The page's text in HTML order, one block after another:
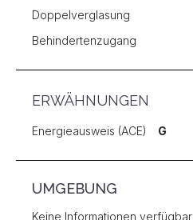
Doppelverglasung
Behindertenzugang
ERWÄHNUNGEN
Energieausweis (ACE) G
UMGEBUNG
Keine Informationen verfügbar